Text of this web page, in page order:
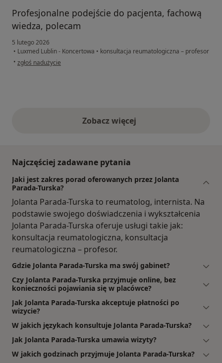
Profesjonalne podejście do pacjenta, fachową
wiedza, polecam
5 lutego 2026
• Luxmed Lublin - Koncertowa • konsultacja reumatologiczna – profesor
• w opinii użytkownika Jan
zgłoś nadużycie
Zobacz więcejopinie powyżej
Najczęściej zadawane pytania
Jaki jest zakres porad oferowanych przez Jolanta
Parada-Turska?
Jolanta Parada-Turska to reumatolog, internista. Na
podstawie swojego doświadczenia i wykształcenia
Jolanta Parada-Turska oferuje usługi takie jak:
konsultacja reumatologiczna, konsultacja
reumatologiczna – profesor.
Gdzie Jolanta Parada-Turska ma swój gabinet?
Czy Jolanta Parada-Turska przyjmuje online, bez
konieczności pojawiania się w placówce?
Jak Jolanta Parada-Turska akceptuje płatności po
wizycie?
W jakich językach konsultuje Jolanta Parada-Turska?
Jak Jolanta Parada-Turska umawia wizyty?
W jakich godzinach przyjmuje Jolanta Parada-Turska?